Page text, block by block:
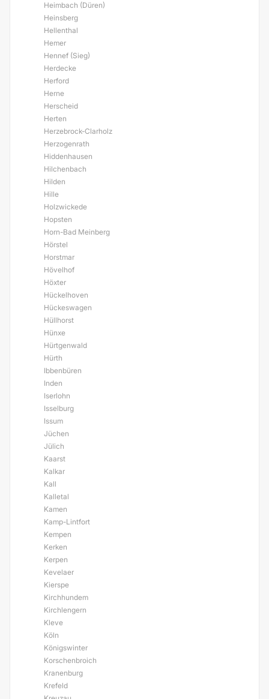
Heimbach (Düren)
Heinsberg
Hellenthal
Hemer
Hennef (Sieg)
Herdecke
Herford
Herne
Herscheid
Herten
Herzebrock-Clarholz
Herzogenrath
Hiddenhausen
Hilchenbach
Hilden
Hille
Holzwickede
Hopsten
Horn-Bad Meinberg
Hörstel
Horstmar
Hövelhof
Höxter
Hückelhoven
Hückeswagen
Hüllhorst
Hünxe
Hürtgenwald
Hürth
Ibbenbüren
Inden
Iserlohn
Isselburg
Issum
Jüchen
Jülich
Kaarst
Kalkar
Kall
Kalletal
Kamen
Kamp-Lintfort
Kempen
Kerken
Kerpen
Kevelaer
Kierspe
Kirchhundem
Kirchlengern
Kleve
Köln
Königswinter
Korschenbroich
Kranenburg
Krefeld